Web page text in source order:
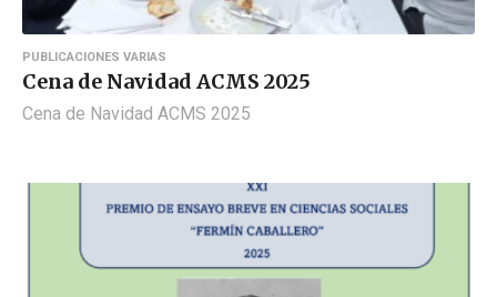
PUBLICACIONES VARIAS
Cena de Navidad ACMS 2025
Cena de Navidad ACMS 2025